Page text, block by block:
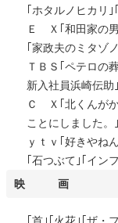
｢ホタルノヒカリ
Ｅ Ｘ｢和田家の
｢家政夫のミタゾ
ＴＢＳ｢ペテロ
新入社員浜崎伝
Ｃ Ｘ｢北くんが
ことにしました。
ｙｔｖ｢好きや
｢石つぶて｣｢イ
映 画